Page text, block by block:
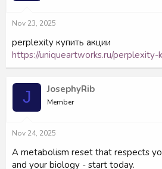
Nov 23, 2025
perplexity купить акции
https://uniqueartworks.ru/perplexity-
J JosephyRib
Member
Nov 24, 2025
A metabolism reset that respects
and your biology - start today.